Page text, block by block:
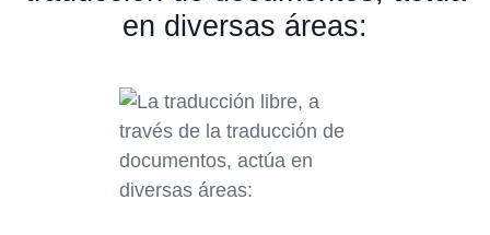
en diversas áreas: